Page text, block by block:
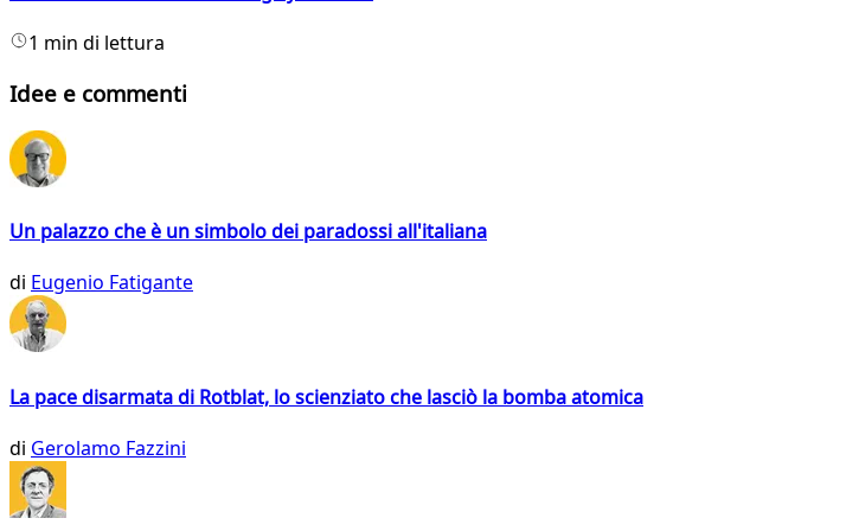
1 min di lettura
Idee e commenti
Un palazzo che è un simbolo dei paradossi all'italiana
di Eugenio Fatigante
La pace disarmata di Rotblat, lo scienziato che lasciò la bomba atomica
di Gerolamo Fazzini